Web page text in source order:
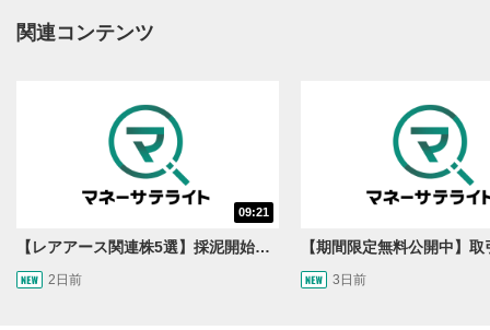
1
動画再生エリア
動画タイトル
動画タイトルが表示されます。クリックすると
YouTubeサイトに移動します。
クリックするとYouTubeの「後で見る」の再生リスト
に追加されます。
関連コンテンツ
09:21
【レアアース関連株5選】採泥開始！国産化を目指すレアアースで注目の銘柄は？＜たけぞうNEWS＞
2日前 3日前